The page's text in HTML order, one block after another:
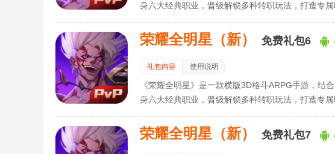
身六大经典职业，晋级解锁多种转职玩法，打造专
荣耀全明星（新） 免费礼包6
礼包内容 使用说明
《荣耀全明星》是一款横版3D格斗ARPG手游，结
身六大经典职业，晋级解锁多种转职玩法，打造专
荣耀全明星（新） 免费礼包7